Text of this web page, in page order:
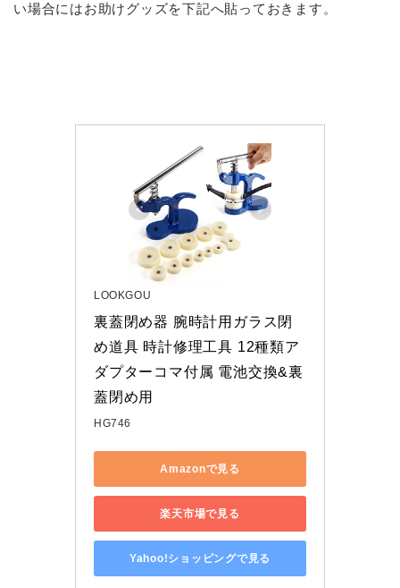
い場合にはお助けグッズを下記へ貼っておきます。
LOOKGOU
裏蓋閉め器 腕時計用ガラス閉
め道具 時計修理工具 12種類ア
ダプターコマ付属 電池交換&裏
蓋閉め用
HG746
Amazonで見る
楽天市場で見る
Yahoo!ショッピングで見る